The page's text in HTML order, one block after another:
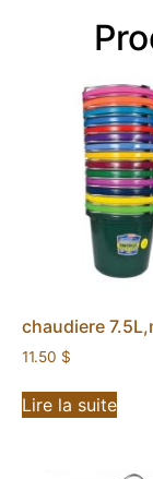
chaudiere
11.50 $
Lire la suite